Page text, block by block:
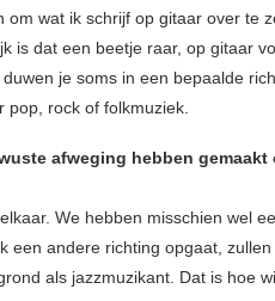
om wat ik schrijf op gitaar over te
is dat een beetje raar, op gitaar
je soms in een bepaalde
pop, rock of folkmuziek.
afweging hebben
We hebben misschien wel
een andere richting opgaat,
als jazzmuzikant. Dat is hoe